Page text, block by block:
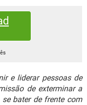
e liderar pessoas de
de exterminar a
bater de frente com